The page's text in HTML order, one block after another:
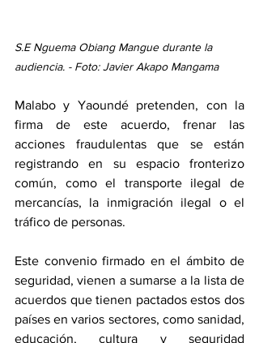
S.E Nguema Obiang Mangue durante la
audiencia. - Foto: Javier Akapo Mangama
Malabo y Yaoundé pretenden, con la
firma de este acuerdo, frenar las
acciones fraudulentas que se están
registrando en su espacio fronterizo
común, como el transporte ilegal de
mercancías, la inmigración ilegal o el
tráfico de personas.
Este convenio firmado en el ámbito de
seguridad, vienen a sumarse a la lista de
acuerdos que tienen pactados estos dos
países en varios sectores, como sanidad,
educación, cultura y seguridad